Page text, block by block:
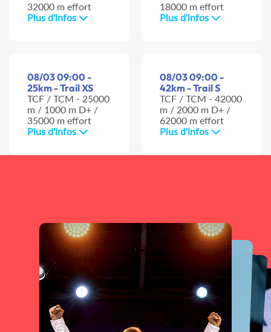
32000 m effort
Plus d'infos
18000 m effort
Plus d'infos
08/03 09:00 -
25km - Trail XS
TCF / TCM - 25000
m / 1000 m D+ /
35000 m effort
Plus d'infos
08/03 09:00 -
42km - Trail S
TCF / TCM - 42000
m / 2000 m D+ /
62000 m effort
Plus d'infos